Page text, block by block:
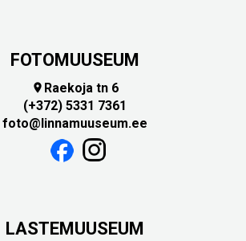
FOTOMUUSEUM
 Raekoja tn 6
(+372) 5331 7361
foto@linnamuuseum.ee
LASTEMUUSEUM